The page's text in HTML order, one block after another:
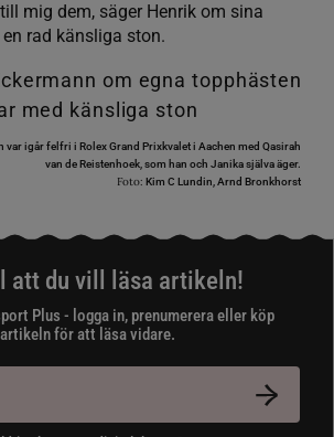
mig dem, säger Henrik om sina
rad känsliga ston.
var igår felfri i Rolex Grand Prixkvalet i Aachen med Qasirah
van de Reistenhoek, som han och Janika själva äger.
Foto: Kim C Lundin, Arnd Bronkhorst
att du vill läsa artikeln!
Plus - logga in, prenumerera eller köp
artikeln för att läsa vidare.